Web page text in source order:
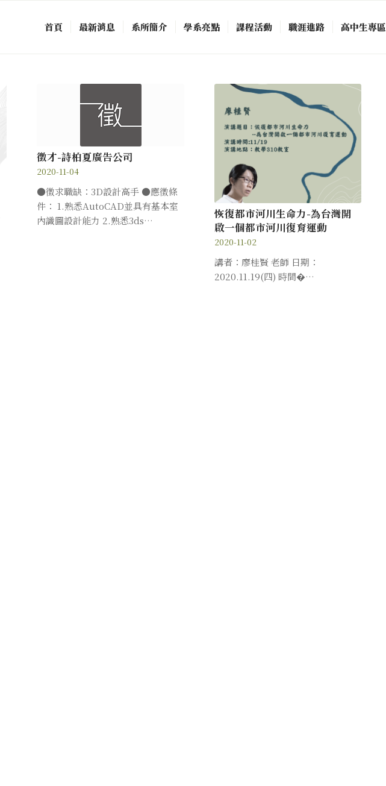
首頁 最新消息 系所簡介 學系亮點 課程活動 職涯進路 高中生專區
徵才-詩柏夏廣告公司
2020-11-04
●徵求職缺：3D設計高手 ●應徵條
件： 1.熟悉AutoCAD並具有基本室
內識圖設計能力 2.熟悉3ds…
恢復都市河川生命力-為台灣開
啟一個都市河川復育運動
2020-11-02
講者：廖桂賢 老師 日期：
2020.11.19(四) 時間�…